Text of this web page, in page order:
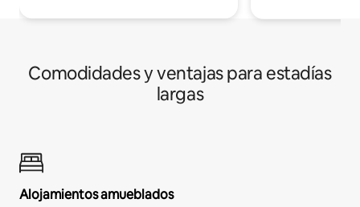
Comodidades y ventajas para estadías
largas
Alojamientos amueblados